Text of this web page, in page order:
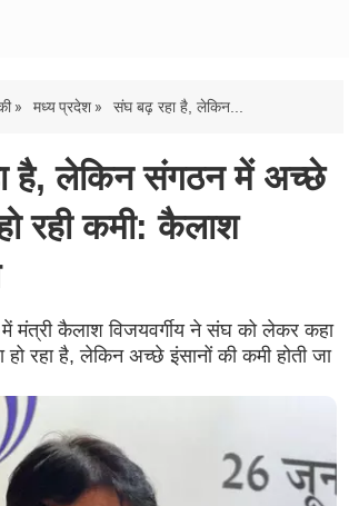
» मध्य प्रदेश » संघ बढ़ रहा है, लेकिन...
है, लेकिन संगठन में अच्छे
रही कमी: कैलाश
मंत्री कैलाश विजयवर्गीय ने संघ को लेकर कहा
रहा है, लेकिन अच्छे इंसानों की कमी होती जा